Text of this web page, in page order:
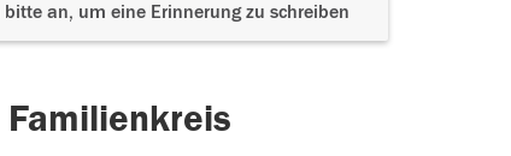
bitte an, um eine Erinnerung zu schreiben
Familienkreis